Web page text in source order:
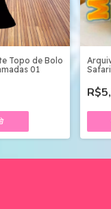
Topo de Bolo
01